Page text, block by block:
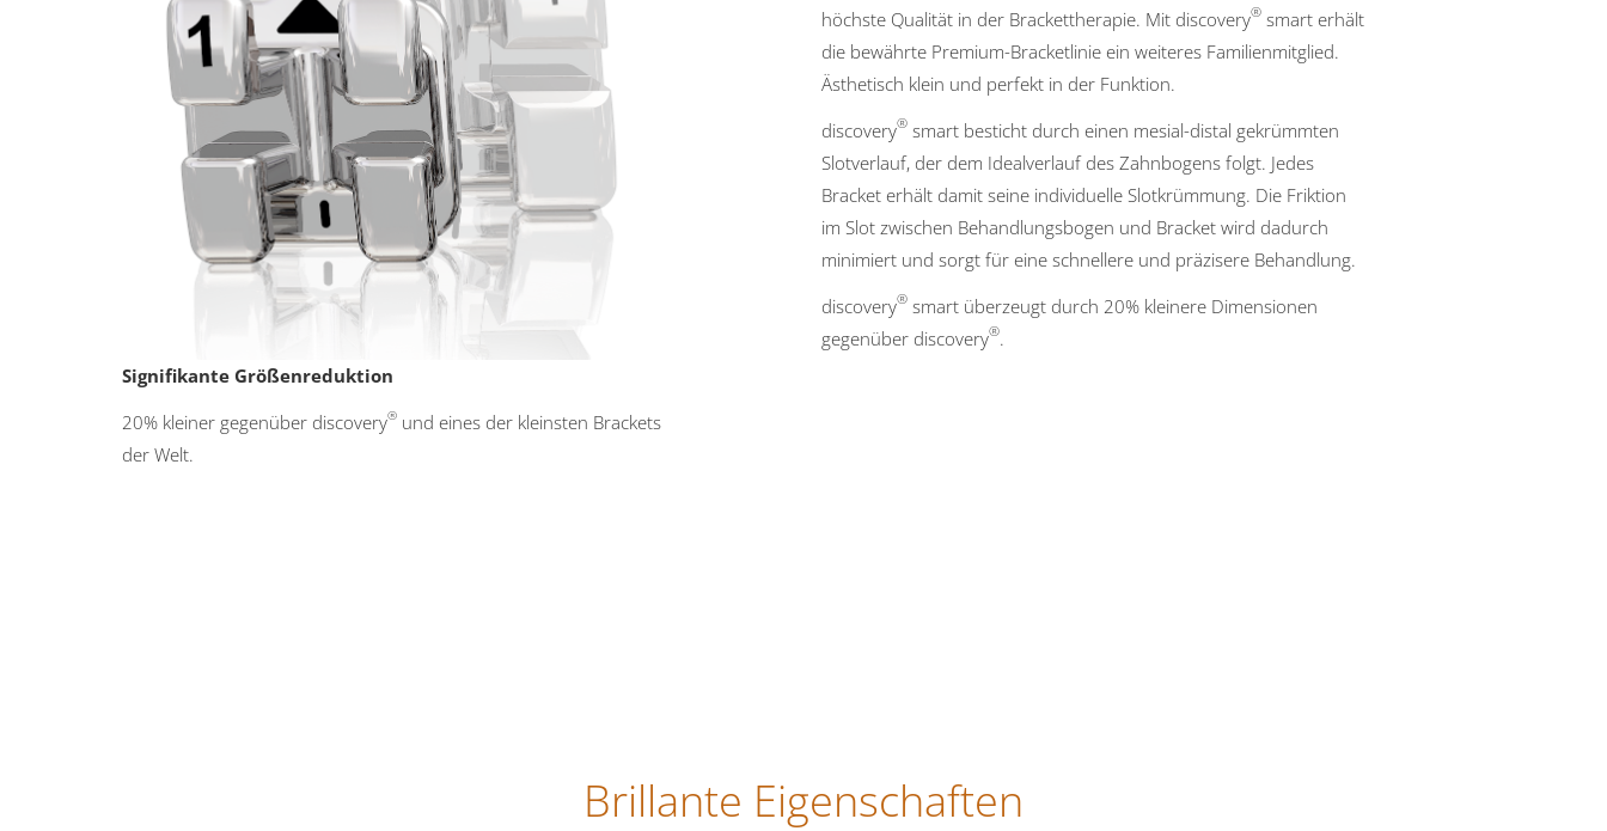
Signifikante Größenreduktion
20% kleiner gegenüber discovery® und eines der kleinsten Brackets
der Welt.
höchste Qualität in der Brackettherapie. Mit discovery® smart erhält
die bewährte Premium-Bracketlinie ein weiteres Familienmitglied.
Ästhetisch klein und perfekt in der Funktion.
discovery® smart besticht durch einen mesial-distal gekrümmten
Slotverlauf, der dem Idealverlauf des Zahnbogens folgt. Jedes
Bracket erhält damit seine individuelle Slotkrümmung. Die Friktion
im Slot zwischen Behandlungsbogen und Bracket wird dadurch
minimiert und sorgt für eine schnellere und präzisere Behandlung.
discovery® smart überzeugt durch 20% kleinere Dimensionen
gegenüber discovery®.
Brillante Eigenschaften